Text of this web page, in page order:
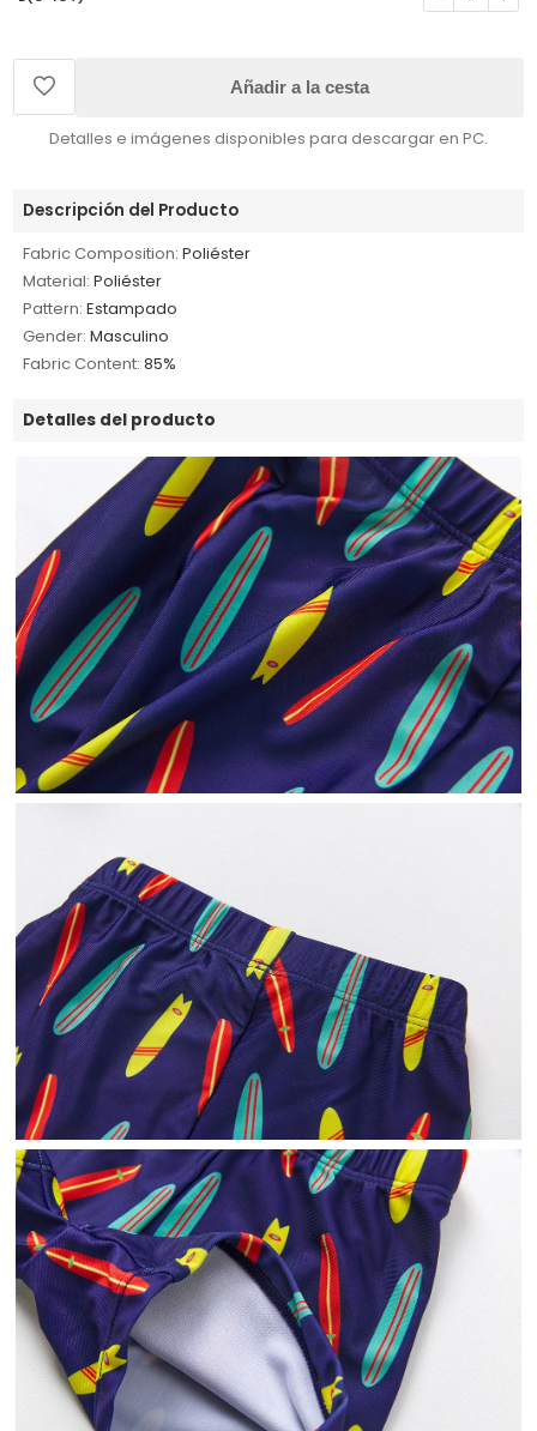
Añadir a la cesta
Detalles e imágenes disponibles para descargar en PC.
Descripción del Producto
Fabric Composition: Poliéster
Material: Poliéster
Pattern: Estampado
Gender: Masculino
Fabric Content: 85%
Detalles del producto